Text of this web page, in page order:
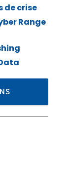
de crise
Range